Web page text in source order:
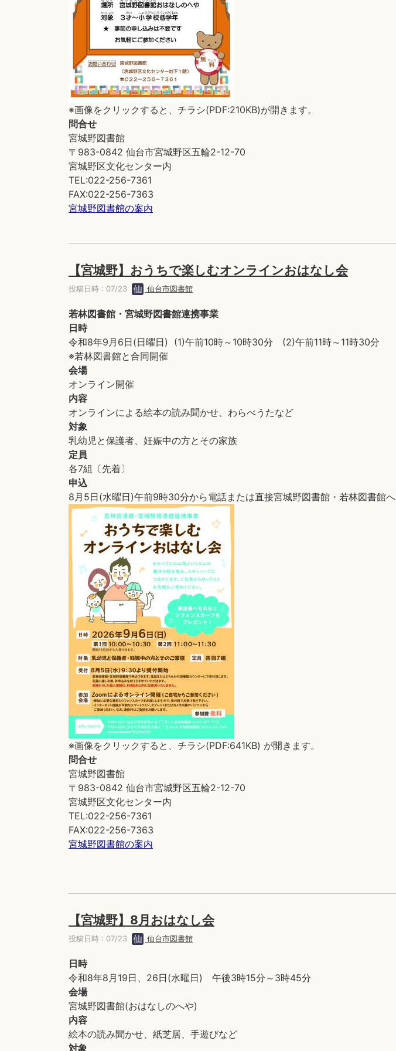
※画像をクリックすると、チラシ(PDF:210KB)が開きます。
問合せ
宮城野図書館
〒983-0842 仙台市宮城野区五輪2-12-70
宮城野区文化センター内
TEL:022-256-7361
FAX:022-256-7363
宮城野図書館の案内
【宮城野】おうちで楽しむオンラインおはなし会
投稿日時 : 07/23 仙台市図書館
若林図書館・宮城野図書館連携事業
日時
令和8年9月6日(日曜日) (1)午前10時～10時30分 (2)午前11時～11時30分
※若林図書館と合同開催
会場
オンライン開催
内容
オンラインによる絵本の読み聞かせ、わらべうたなど
対象
乳幼児と保護者、妊娠中の方とその家族
定員
各7組〔先着〕
申込
8月5日(水曜日)午前9時30分から電話または直接宮城野図書館・若林図書館へ
※画像をクリックすると、チラシ(PDF:641KB) が開きます。
問合せ
宮城野図書館
〒983-0842 仙台市宮城野区五輪2-12-70
宮城野区文化センター内
TEL:022-256-7361
FAX:022-256-7363
宮城野図書館の案内
【宮城野】8月おはなし会
投稿日時 : 07/23 仙台市図書館
日時
令和8年8月19日、26日(水曜日) 午後3時15分～3時45分
会場
宮城野図書館(おはなしのへや)
内容
絵本の読み聞かせ、紙芝居、手遊びなど
対象